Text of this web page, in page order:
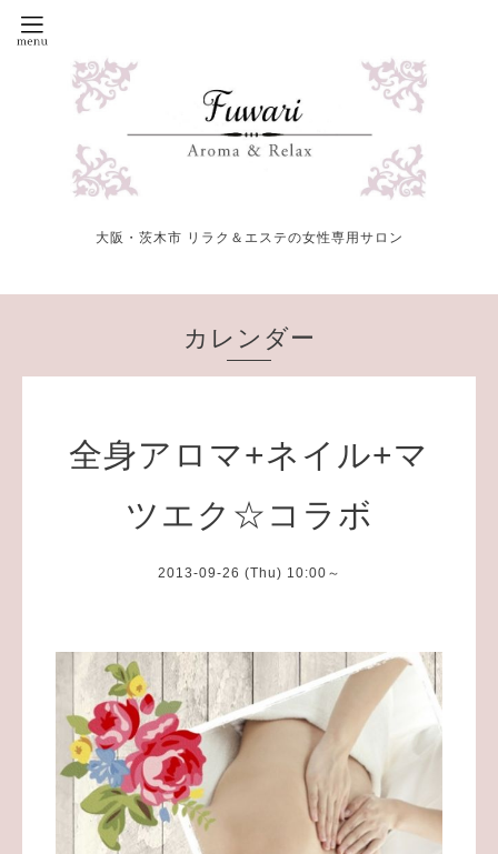
大阪・茨木市 リラク＆エステの女性専用サロン
カレンダー
全身アロマ+ネイル+マ
ツエク☆コラボ
2013-09-26 (Thu) 10:00～